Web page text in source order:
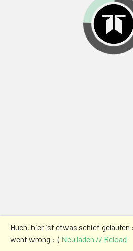
Huch, hier ist etwas schief
went wrong :-( Neu laden // Reload